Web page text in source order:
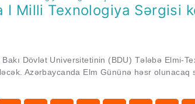
I Milli Texnologiya Sərgisi
Dövlət Universitetinin (BDU) Tələbə Elmi-
Azərbaycanda Elm Gününə həsr